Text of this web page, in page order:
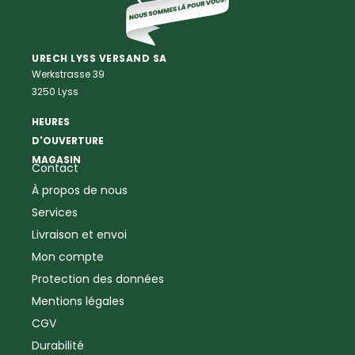
Vêtements de peintre
Vêtements de menuisier
Vêtements d'ouvrier
Ramoneur
Vêtements de signalisation
Jardinage
Plombier
Electricien
Vêtements d'entreprise
URECH LYSS VERSAND SA
Werkstrasse 39
3250 Lyss
HEURES
D'OUVERTURE
MAGASIN
Contact
À propos de nous
Services
Livraison et envoi
Mon compte
Protection des données
Mentions légales
CGV
Durabilité